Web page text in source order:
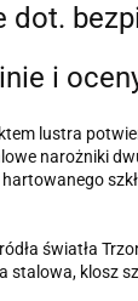
dot.
i
lustra
narożniki
światła
stalowa, klosz